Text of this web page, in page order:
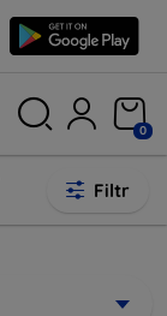
0
Filtr